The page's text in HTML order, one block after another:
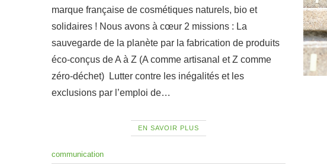
marque française de cosmétiques naturels, bio et
solidaires ! Nous avons à cœur 2 missions : La
sauvegarde de la planète par la fabrication de produits
éco-conçus de A à Z (A comme artisanal et Z comme
zéro-déchet) Lutter contre les inégalités et les
exclusions par l’emploi de…
EN SAVOIR PLUS
communication